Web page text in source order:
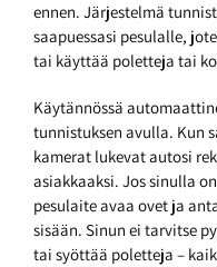
ennen. Järjestelmä
saapuessasi pesulalle,
tai käyttää poletteja tai
Käytännössä
tunnistuksen avulla. Kun
kamerat lukevat autosi
asiakkaaksi. Jos sinulla
pesulaite avaa ovet ja
sisään. Sinun ei tarvitse
tai syöttää poletteja –